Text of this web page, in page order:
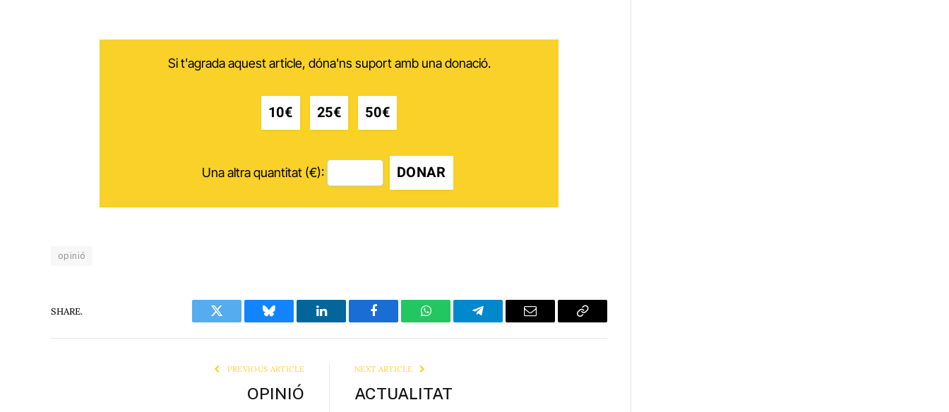
Si t'agrada aquest article, dóna'ns suport amb una donació.
10€ 25€ 50€
Una altra quantitat (€): DONAR
opinió
SHARE.
Twitter Bluesky LinkedIn Facebook WhatsAppTelegram Email
Copy
PREVIOUS ARTICLE
OPINIÓ
NEXT ARTICLE
ACTUALITAT